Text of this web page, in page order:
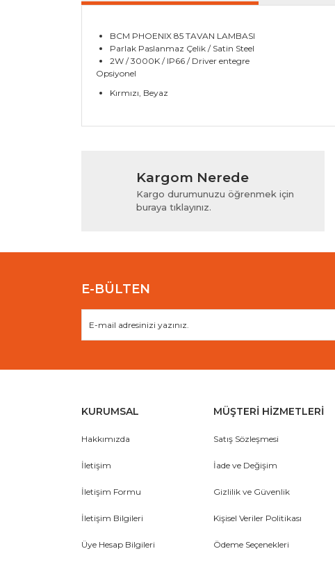
BCM PHOENIX 85 TAVAN LAMBASI
Parlak Paslanmaz Çelik / Satin Steel
2W / 3000K / IP66 / Driver entegre
Opsiyonel
Kırmızı, Beyaz
Bu ürünün fiyat bilgisi, resim, ürün
Ürün resmi kalitesiz, bozuk veya görüntülenemiyor.
Ürün açıklamasında eksik bilgiler bulunuyor.
Ürün bilgilerinde hatalar bulunuyor.
Bu ürüne benzer farklı alternatifler olmalı.
Kargom Nerede
Kargo durumunuzu öğrenmek için
buraya tıklayınız.
E-BÜLTEN
KURUMSAL
Hakkımızda
İletişim
İletişim Formu
İletişim Bilgileri
Üye Hesap Bilgileri
MÜŞTERİ HİZMETLERİ
Satış Sözleşmesi
İade ve Değişim
Gizlilik ve Güvenlik
Kişisel Veriler Politikası
Ödeme Seçenekleri